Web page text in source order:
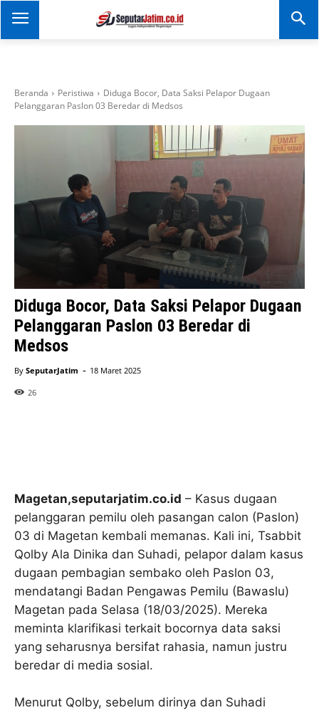
SEPUTAR JATIM
Portal Informasi Dan
Beranda Peristiwa
Diduga Bocor, Data Saksi Pelapor Dugaan
Pelanggaran Paslon 03 Beredar di Medsos
Diduga Bocor, Data Saksi Pelapor Dugaan
Pelanggaran Paslon 03 Beredar di
Medsos
By SeputarJatim - 18 Maret 2025
26
Magetan,seputarjatim.co.id – Kasus dugaan
pelanggaran pemilu oleh pasangan calon (Paslon)
03 di Magetan kembali memanas. Kali ini, Tsabbit
Qolby Ala Dinika dan Suhadi, pelapor dalam kasus
dugaan pembagian sembako oleh Paslon 03,
mendatangi Badan Pengawas Pemilu (Bawaslu)
Magetan pada Selasa (18/03/2025). Mereka
meminta klarifikasi terkait bocornya data saksi
yang seharusnya bersifat rahasia, namun justru
beredar di media sosial.
Menurut Qolby, sebelum dirinya dan Suhadi